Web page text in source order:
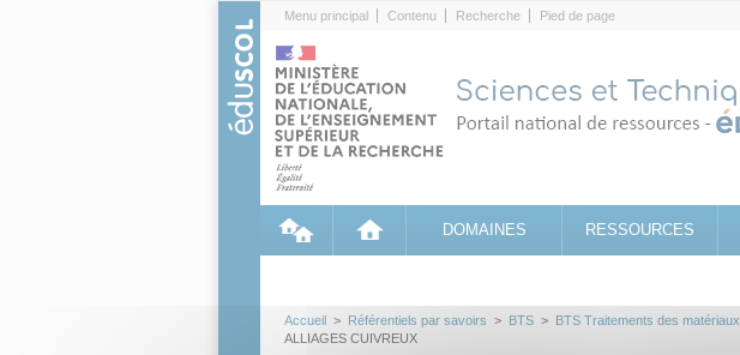
Menu principal Contenu Recherche Pied de page
DOMAINES RESSOURCES
Accueil > Référentiels par savoirs > BTS > BTS Traitements des matériaux
ALLIAGES CUIVREUX